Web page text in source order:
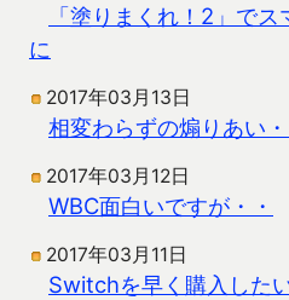
「塗りまくれ！2」で
に
2017年03月13日
相変わらずの煽りあい・
2017年03月12日
WBC面白いですが・・
2017年03月11日
Switchを早く購入した